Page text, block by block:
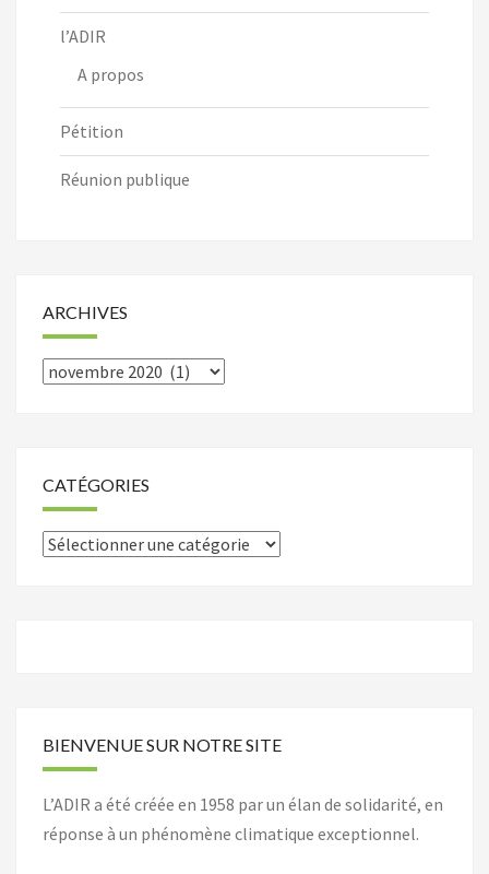
l’ADIR
A propos
Pétition
Réunion publique
ARCHIVES
Archives
CATÉGORIES
Catégories
BIENVENUE SUR NOTRE SITE
L’ADIR a été créée en 1958 par un élan de solidarité, en
réponse à un phénomène climatique exceptionnel.